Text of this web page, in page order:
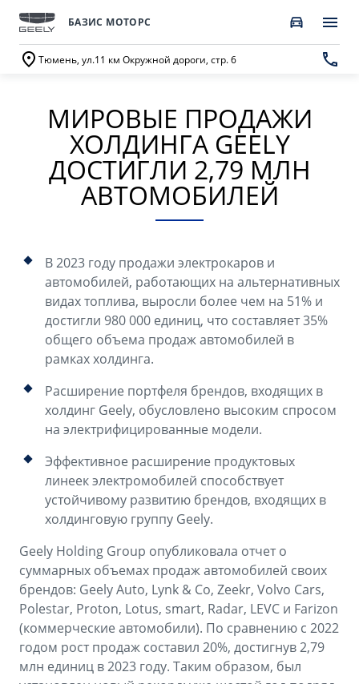
БАЗИС МОТОРС
Тюмень, ул.11 км Окружной дороги, стр. 6
МОДЕЛИ
CITYRAY
от 2 599 990 ₽*
ATLAS
от 3 189 990 ₽*
OKAVANGO MONJARO
PREFACE
от 3 079 990 ₽* от 3 769 990 ₽*
ПОКУПАТЕЛЯМ
ВЫБОР И ПОКУПКА
Автомобили в наличии
Получить персональное предложение
Записаться на тест-драйв
Трейд-ин
Аксессуары
Зарядные устройства
ФИНАНСЫ И УСЛУГИ
Автокредит
Расчет КАСКО
Страхование
GEELY Лизинг
ВЛАДЕЛЬЦАМ
СЕРВИС
Запись в сервисный центр
Техническое обслуживание
Калькулятор ТО
Ценности сервиса Geely
Руководство по эксплуатации
Советы по эксплуатации
Спецпредложения
Помощь на дорогах
Гарантия Geely
Сервисная книжка
Вопросы и ответы
О КОМПАНИИ
О бренде GEELY
О дилерском центре
Наша команда
Правовая информация
Контакты
МИРОВЫЕ ПРОДАЖИ
ХОЛДИНГА GEELY
ДОСТИГЛИ 2,79 МЛН
АВТОМОБИЛЕЙ
В 2023 году продажи электрокаров и
автомобилей, работающих на альтернативных
видах топлива, выросли более чем на 51% и
достигли 980 000 единиц, что составляет 35%
общего объема продаж автомобилей в
рамках холдинга.
Расширение портфеля брендов, входящих в
холдинг Geely, обусловлено высоким спросом
на электрифицированные модели.
Эффективное расширение продуктовых
линеек электромобилей способствует
устойчивому развитию брендов, входящих в
холдинговую группу Geely.
Geely Holding Group опубликовала отчет о
суммарных объемах продаж автомобилей своих
брендов: Geely Auto, Lynk & Co, Zeekr, Volvo Cars,
Polestar, Proton, Lotus, smart, Radar, LEVC и Farizon
(коммерческие автомобили). По сравнению с 2022
годом рост продаж составил 20%, достигнув 2,79
млн единиц в 2023 году. Таким образом, был